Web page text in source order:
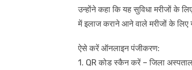
उन्होंने कहा कि यह सुविधा मरीजों के
में इलाज कराने आने वाले मरीजों के लिए
ऐसे करें ऑनलाइन पंजीकरण:
1. QR कोड स्कैन करें – जिला